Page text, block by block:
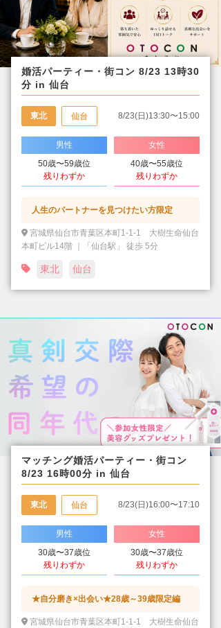
婚活パーティー・街コン 8/23 13時30
分 in 仙台
東北 仙台 8/23(日)13:30〜15:00
男性
50歳〜59歳位
残りわずか
女性
40歳〜55歳位
残りわずか
人生のパートナーを見つけたい方限定
宮城県仙台市青葉区本町1-1-1 大樹生命仙台
本町ビル14階 ｜「仙台駅」 徒歩 5分
東北 仙台
マッチング婚活パーティー・街コン
8/23 16時00分 in 仙台
東北 仙台 8/23(日)16:00〜17:10
男性
30歳〜37歳位
残りわずか
女性
30歳〜37歳位
残りわずか
★自分磨き×出会い★28歳～39歳限定編
宮城県仙台市青葉区本町1-1-1 大樹生命仙台